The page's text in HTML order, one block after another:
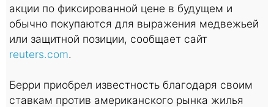
акции по фиксированной цене в будущем и
обычно покупаются для выражения медвежьей
или защитной позиции, сообщает сайт
reuters.com.
Берри приобрел известность благодаря своим
ставкам против американского рынка жилья